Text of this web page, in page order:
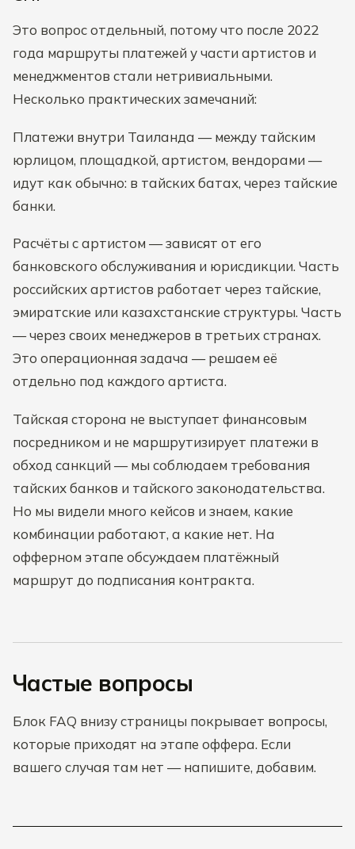
Это вопрос отдельный, потому что после 2022
года маршруты платежей у части артистов и
менеджментов стали нетривиальными.
Несколько практических замечаний:
Платежи внутри Таиланда — между тайским
юрлицом, площадкой, артистом, вендорами —
идут как обычно: в тайских батах, через тайские
банки.
Расчёты с артистом — зависят от его
банковского обслуживания и юрисдикции. Часть
российских артистов работает через тайские,
эмиратские или казахстанские структуры. Часть
— через своих менеджеров в третьих странах.
Это операционная задача — решаем её
отдельно под каждого артиста.
Тайская сторона не выступает финансовым
посредником и не маршрутизирует платежи в
обход санкций — мы соблюдаем требования
тайских банков и тайского законодательства.
Но мы видели много кейсов и знаем, какие
комбинации работают, а какие нет. На
офферном этапе обсуждаем платёжный
маршрут до подписания контракта.
Частые вопросы
Блок FAQ внизу страницы покрывает вопросы,
которые приходят на этапе оффера. Если
вашего случая там нет — напишите, добавим.